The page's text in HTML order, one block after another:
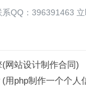
QQ：396391463 立
网站设计制作合同)
用php制作一个个人